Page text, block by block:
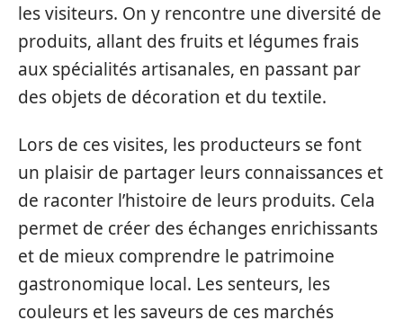
les visiteurs. On y rencontre une diversité de
produits, allant des fruits et légumes frais
aux spécialités artisanales, en passant par
des objets de décoration et du textile.
Lors de ces visites, les producteurs se font
un plaisir de partager leurs connaissances et
de raconter l’histoire de leurs produits. Cela
permet de créer des échanges enrichissants
et de mieux comprendre le patrimoine
gastronomique local. Les senteurs, les
couleurs et les saveurs de ces marchés